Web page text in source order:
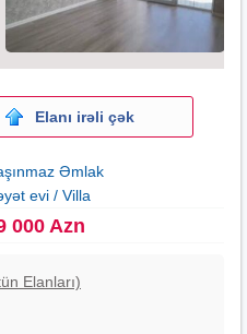
Elanı irəli çək
Əmlak
evi / Villa
000 Azn
Elanları)